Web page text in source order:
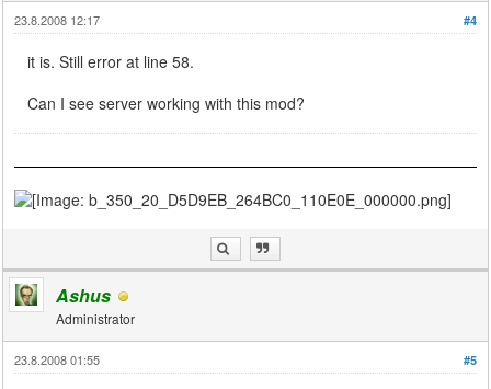
#4
23.8.2008 12:17
it is. Still error at line 58.
Can I see server working with this mod?
Ashus
Administrator
#5
23.8.2008 01:55